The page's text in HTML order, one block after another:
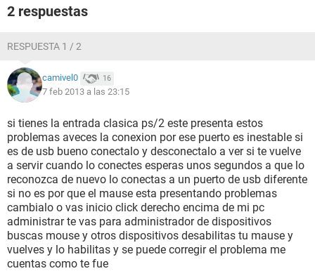
2 respuestas
RESPUESTA 1 / 2
camivel0 16
7 feb 2013 a las 23:15
si tienes la entrada clasica ps/2 este presenta estos
problemas aveces la conexion por ese puerto es inestable si
es de usb bueno conectalo y desconectalo a ver si te vuelve
a servir cuando lo conectes esperas unos segundos a que lo
reconozca de nuevo lo conectas a un puerto de usb diferente
si no es por que el mause esta presentando problemas
cambialo o vas inicio click derecho encima de mi pc
administrar te vas para administrador de dispositivos
buscas mouse y otros dispositivos desabilitas tu mause y
vuelves y lo habilitas y se puede corregir el problema me
cuentas como te fue